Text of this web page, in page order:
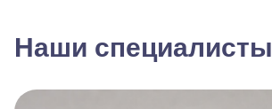
Наши специалисты